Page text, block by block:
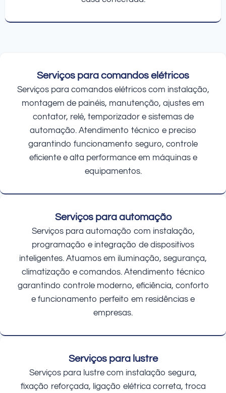
Serviços para comandos elétricos
Serviços para comandos elétricos com instalação,
montagem de painéis, manutenção, ajustes em
contator, relé, temporizador e sistemas de
automação. Atendimento técnico e preciso
garantindo funcionamento seguro, controle
eficiente e alta performance em máquinas e
equipamentos.
Serviços para automação
Serviços para automação com instalação,
programação e integração de dispositivos
inteligentes. Atuamos em iluminação, segurança,
climatização e comandos. Atendimento técnico
garantindo controle moderno, eficiência, conforto
e funcionamento perfeito em residências e
empresas.
Serviços para lustre
Serviços para lustre com instalação segura,
fixação reforçada, ligação elétrica correta, troca